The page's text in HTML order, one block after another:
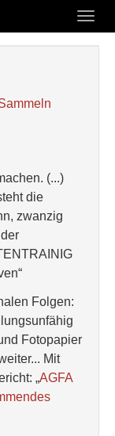
(...)
die
zwanzig
Folgen:
Fotopapier
Mit
„AGFA